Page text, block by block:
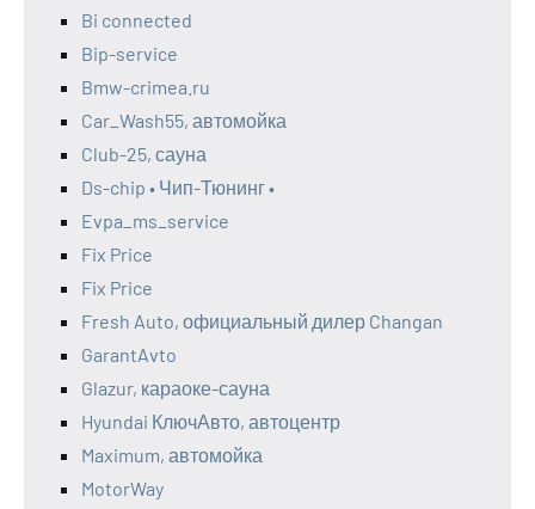
Bi connected
Bip-service
Bmw-crimea.ru
Car_Wash55, автомойка
Club-25, сауна
Ds-chip • Чип-Тюнинг •
Evpa_ms_service
Fix Price
Fix Price
Fresh Auto, официальный дилер Changan
GarantAvto
Glazur, караоке-сауна
Hyundai КлючАвто, автоцентр
Maximum, автомойка
MotorWay